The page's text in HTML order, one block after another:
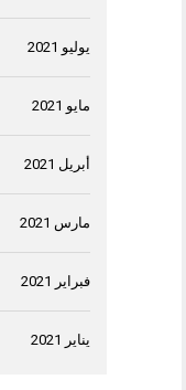
يوليو 2021
مايو 2021
أبريل 2021
مارس 2021
فبراير 2021
يناير 2021